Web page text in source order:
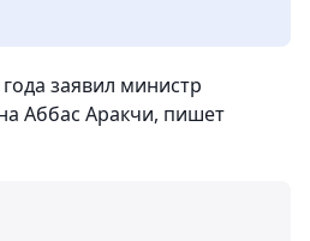
заявил министр
Аббас Аракчи, пишет